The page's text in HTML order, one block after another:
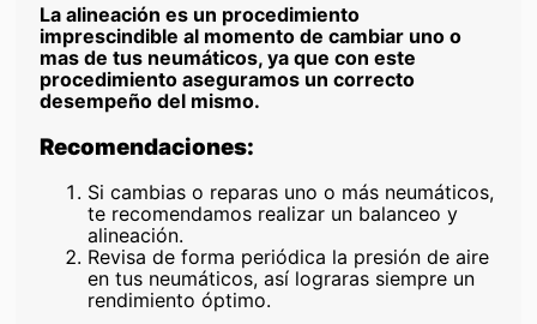
La alineación es un procedimiento
imprescindible al momento de cambiar uno o
mas de tus neumáticos, ya que con este
procedimiento aseguramos un correcto
desempeño del mismo.
Recomendaciones:
Si cambias o reparas uno o más neumáticos,
te recomendamos realizar un balanceo y
alineación.
Revisa de forma periódica la presión de aire
en tus neumáticos, así lograras siempre un
rendimiento óptimo.